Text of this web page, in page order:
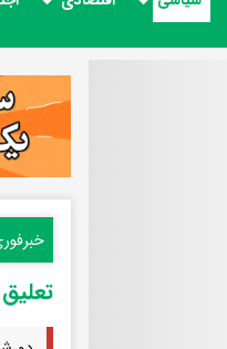
تعلیق تردد ۲ شرکت کشتیرانی